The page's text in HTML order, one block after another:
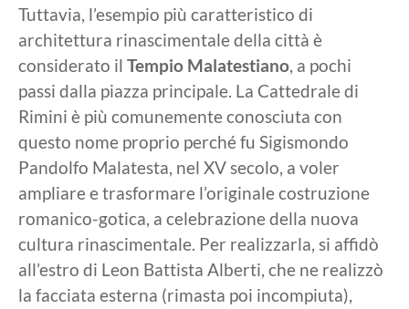
Tuttavia, l’esempio più caratteristico di
architettura rinascimentale della città è
considerato il Tempio Malatestiano, a pochi
passi dalla piazza principale. La Cattedrale di
Rimini è più comunemente conosciuta con
questo nome proprio perché fu Sigismondo
Pandolfo Malatesta, nel XV secolo, a voler
ampliare e trasformare l’originale costruzione
romanico-gotica, a celebrazione della nuova
cultura rinascimentale. Per realizzarla, si affidò
all’estro di Leon Battista Alberti, che ne realizzò
la facciata esterna (rimasta poi incompiuta),